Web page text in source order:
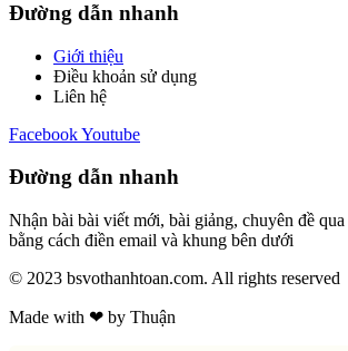
Đường dẫn nhanh
Giới thiệu
Điều khoản sử dụng
Liên hệ
FacebookYoutube
Đường dẫn nhanh
Nhận bài bài viết mới, bài giảng, chuyên đề qua
bằng cách điền email và khung bên dưới
© 2023 bsvothanhtoan.com. All rights reserved
Made with ❤ by Thuận